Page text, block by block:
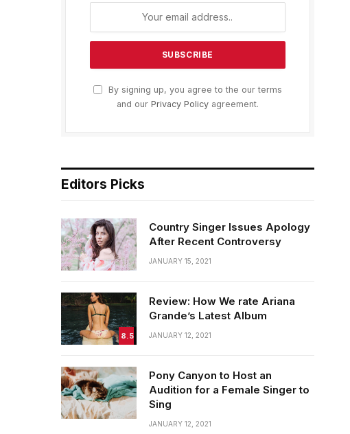
By signing up, you agree to the our terms
and our Privacy Policyagreement.
Editors Picks
Country Singer Issues Apology
After Recent Controversy
JANUARY 15, 2021
8.5
Review: How We rate Ariana
Grande’s Latest Album
JANUARY 12, 2021
Pony Canyon to Host an
Audition for a Female Singer to
Sing
JANUARY 12, 2021